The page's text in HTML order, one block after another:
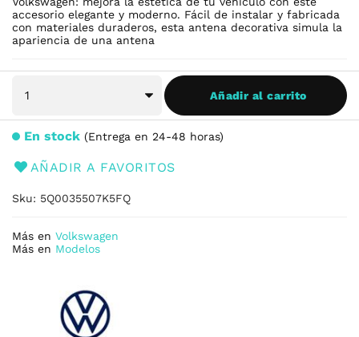
accesorio elegante y moderno. Fácil de instalar y fabricada
con materiales duraderos, esta antena decorativa simula la
apariencia de una antena
Añadir al carrito
AÑADIR A FAVORITOS
En stock Entrega en 24-48 horas
Sku 5Q0035507K5FQ
Más en Volkswagen
Más en Modelos